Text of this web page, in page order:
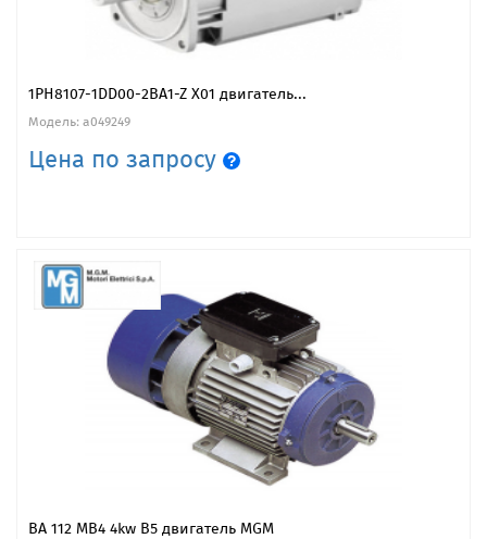
1PH8107-1DD00-2BA1-Z X01 двигатель...
Модель: a049249
Цена по запросу
BA 112 MB4 4kw B5 двигатель MGM